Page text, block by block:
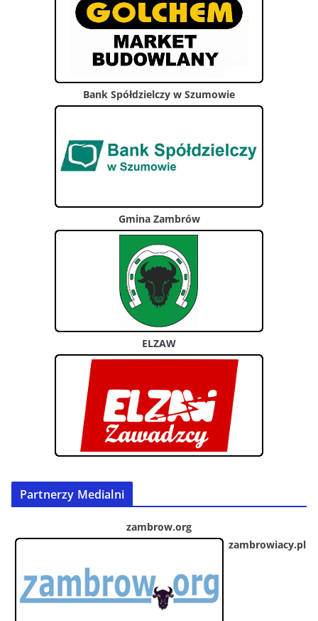
Bank Spółdzielczy w Szumowie
Gmina Zambrów
ELZAW
Partnerzy Medialni
zambrow.org
zambrowiacy.pl